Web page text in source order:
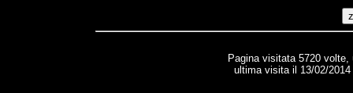
Pagina visitata 5720
ultima visita il 13/02/